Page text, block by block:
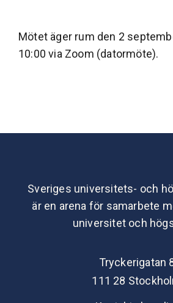
Mötet äger rum den 2
10:00 via Zoom (datormöte).
Sveriges universitets- och
är en arena för samarbete
universitet och
Tryckerigatan
111 28